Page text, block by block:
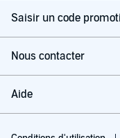
Saisir un code
Nous contacter
Aide